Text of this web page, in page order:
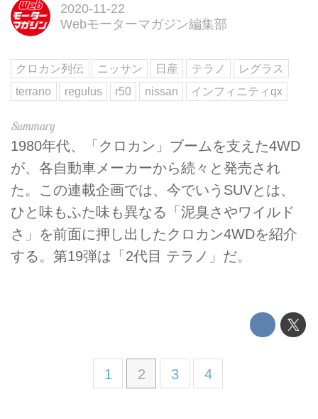
2020-11-22
Webモーターマガジン編集部
クロカン列伝 ニッサン 日産 テラノ
レグラス
terrano
regulus r50 nissan インフィニティqx
1980年代、「クロカン」ブームを支えた4WD
が、各自動車メーカーから続々と発売され
た。この連載企画では、今でいうSUVとは、
ひと味もふた味も異なる「泥臭さやワイルド
さ」を前面に押し出したクロカン4WDを紹介
する。第19弾は「2代目 テラノ」だ。
1 2 3 4